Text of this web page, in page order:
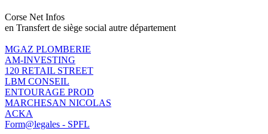
Corse Net Infos
en Transfert de siège social autre département
MGAZ PLOMBERIE
AM-INVESTING
120 RETAIL STREET
LBM CONSEIL
ENTOURAGE PROD
MARCHESAN NICOLAS
ACKA
Form@legales - SPFL